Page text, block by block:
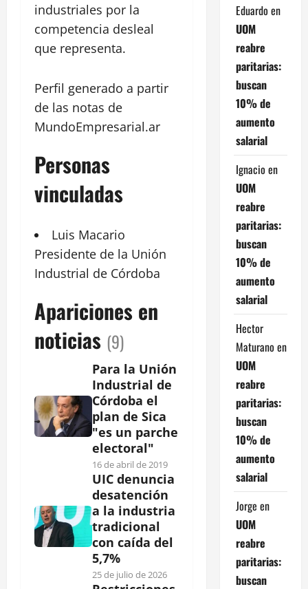
industriales por la
competencia desleal
que representa.
Perfil generado a partir
de las notas de
MundoEmpresarial.ar
Personas
vinculadas
Luis Macario
Presidente de la Unión
Industrial de Córdoba
Apariciones en
noticias (9)
Para la Unión
Industrial de
Córdoba el
plan de Sica
"es un parche
electoral"
16 de abril de 2019
UIC denuncia
desatención
a la industria
tradicional
con caída del
5,7%
25 de julio de 2026
Eduardo en
UOM
reabre
paritarias:
buscan
10% de
aumento
salarial
Ignacio en
UOM
reabre
paritarias:
buscan
10% de
aumento
salarial
Hector
Maturano en
UOM
reabre
paritarias:
buscan
10% de
aumento
salarial
Jorge en
UOM
reabre
paritarias:
buscan